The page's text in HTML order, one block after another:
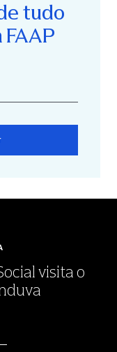
tudo
visita o